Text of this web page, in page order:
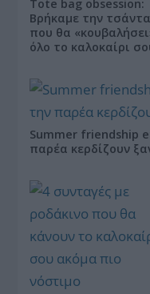
Tote bag obsession:
Βρήκαμε την τσάντα
που θα
όλο το καλοκαίρι
Summer friendship
παρέα κερδίζουν